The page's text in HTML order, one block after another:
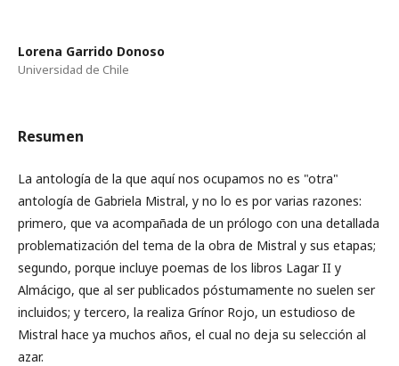
Lorena Garrido Donoso
Universidad de Chile
Resumen
La antología de la que aquí nos ocupamos no es "otra"
antología de Gabriela Mistral, y no lo es por varias razones:
primero, que va acompañada de un prólogo con una detallada
problematización del tema de la obra de Mistral y sus etapas;
segundo, porque incluye poemas de los libros Lagar II y
Almácigo, que al ser publicados póstumamente no suelen ser
incluidos; y tercero, la realiza Grínor Rojo, un estudioso de
Mistral hace ya muchos años, el cual no deja su selección al
azar.